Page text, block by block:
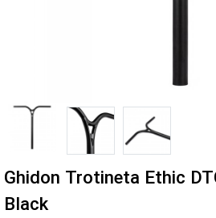
Ghidon Trotineta Ethic
Black